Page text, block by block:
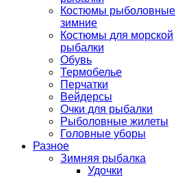
Костюмы рыболовные
зимние
Костюмы для морской
рыбалки
Обувь
Термобелье
Перчатки
Вейдерсы
Очки для рыбалки
Рыболовные жилеты
Головные уборы
Разное
Зимняя рыбалка
Удочки